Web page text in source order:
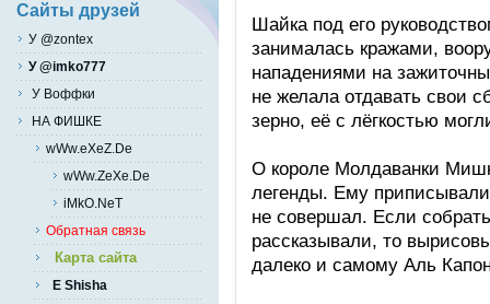
Шайка под его
занималась кражами,
нападениями на
не желала отдавать свои
зерно, её с лёгкостью
О короле Молдаванки
легенды. Ему
не совершал. Если
рассказывали, то
далеко и самому Аль
Сайты друзей
У @zontex
У @imko777
У Воффки
НА ФИШКЕ
wWw.eXeZ.De
wWw.ZeXe.De
iMkO.NeT
Обратная связь
Карта сайта
E Shisha